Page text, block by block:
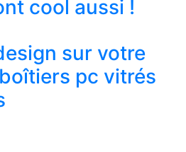
cool aussi !
sur votre
pc vitrés